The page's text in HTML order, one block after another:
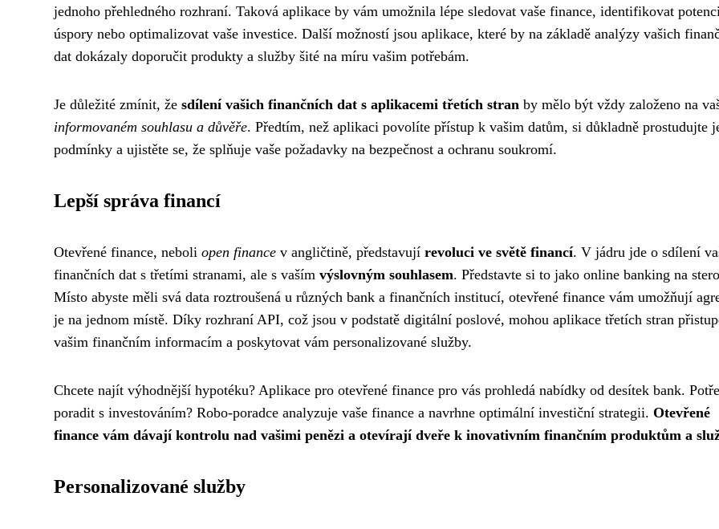
jednoho přehledného rozhraní. Taková aplikace by vám umožnila lépe sledovat vaše finance, identifikovat
úspory nebo optimalizovat vaše investice. Další možností jsou aplikace, které by na základě analýzy vašich
dat dokázaly doporučit produkty a služby šité na míru vašim potřebám.
Je důležité zmínit, že sdílení vašich finančních dat s aplikacemi třetích stran by mělo být vždy založeno na
informovaném souhlasu a důvěře. Předtím, než aplikaci povolíte přístup k vašim datům, si důkladně prostudujte
podmínky a ujistěte se, že splňuje vaše požadavky na bezpečnost a ochranu soukromí.
Lepší správa financí
Otevřené finance, neboli open finance v angličtině, představují revoluci ve světě financí. V jádru jde o sdílení
finančních dat s třetími stranami, ale s vaším výslovným souhlasem. Představte si to jako online banking na
Místo abyste měli svá data roztroušená u různých bank a finančních institucí, otevřené finance vám umožňují
je na jednom místě. Díky rozhraní API, což jsou v podstatě digitální poslové, mohou aplikace třetích stran
vašim finančním informacím a poskytovat vám personalizované služby.
Chcete najít výhodnější hypotéku? Aplikace pro otevřené finance pro vás prohledá nabídky od desítek bank.
poradit s investováním? Robo-poradce analyzuje vaše finance a navrhne optimální investiční strategii. Otevřené
finance vám dávají kontrolu nad vašimi penězi a otevírají dveře k inovativním finančním produktům a
Personalizované služby